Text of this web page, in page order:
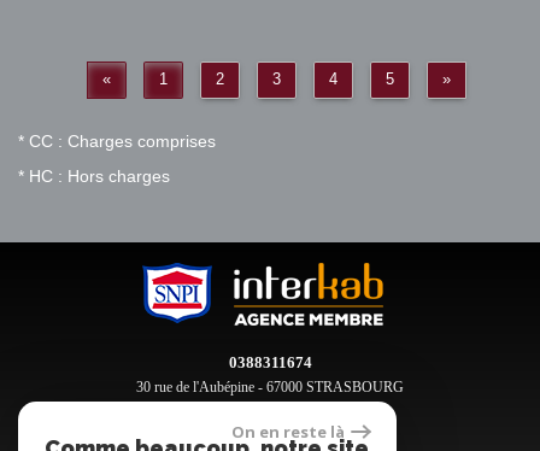
« 1 2 3 4 5 »
* CC : Charges comprises
* HC : Hors charges
0388311674
30 rue de l'Aubépine - 67000 STRASBOURG
On en reste là